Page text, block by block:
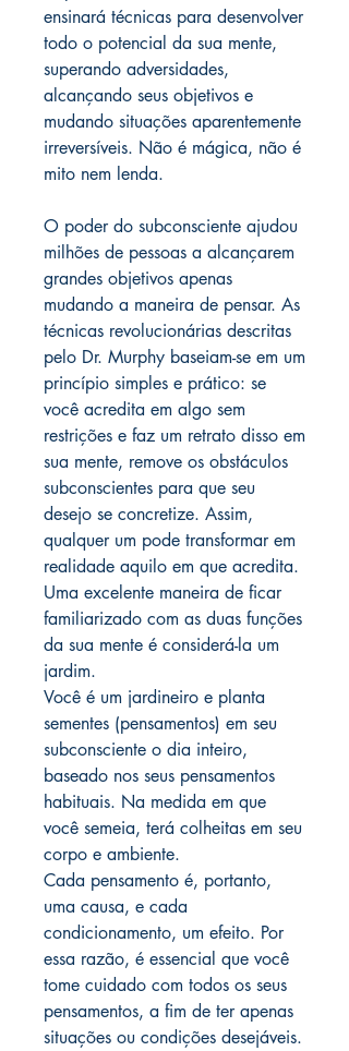
ensinará técnicas para desenvolver
todo o potencial da sua mente,
superando adversidades,
alcançando seus objetivos e
mudando situações aparentemente
irreversíveis. Não é mágica, não é
mito nem lenda.
O poder do subconsciente ajudou
milhões de pessoas a alcançarem
grandes objetivos apenas
mudando a maneira de pensar. As
técnicas revolucionárias descritas
pelo Dr. Murphy baseiam-se em um
princípio simples e prático: se
você acredita em algo sem
restrições e faz um retrato disso em
sua mente, remove os obstáculos
subconscientes para que seu
desejo se concretize. Assim,
qualquer um pode transformar em
realidade aquilo em que acredita.
Uma excelente maneira de ficar
familiarizado com as duas funções
da sua mente é considerá-la um
jardim.
Você é um jardineiro e planta
sementes (pensamentos) em seu
subconsciente o dia inteiro,
baseado nos seus pensamentos
habituais. Na medida em que
você semeia, terá colheitas em seu
corpo e ambiente.
Cada pensamento é, portanto,
uma causa, e cada
condicionamento, um efeito. Por
essa razão, é essencial que você
tome cuidado com todos os seus
pensamentos, a fim de ter apenas
situações ou condições desejáveis.